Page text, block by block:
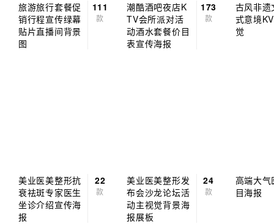
旅游旅行套餐促
销行程宣传绿幕
贴片直播间背景
图
111
款
潮酷酒吧夜店K
TV会所派对活
动酒水套餐价目
表宣传海报
173
款
古风非遗
式意境
觉
美业医美整形抗
衰祛斑专家医生
坐诊介绍宣传海
报
22
款
美业医美整形发
布会沙龙论坛活
动主视觉背景海
报展板
24
款
高端大气
目海报